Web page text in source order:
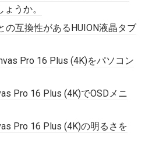
うか。
の互換性があるHUION液晶タブ
Pro 16 Plus (4K)をパソコン
Pro 16 Plus (4K)でOSDメニ
Pro 16 Plus (4K)の明るさを